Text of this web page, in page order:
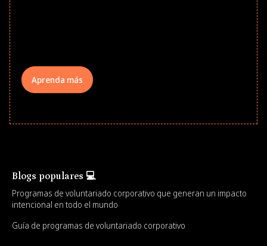
Aprenda más
Blogs populares 💻
Programas de voluntariado corporativo que generan un impacto
intencional en todo el mundo
Guía de programas de voluntariado corporativo